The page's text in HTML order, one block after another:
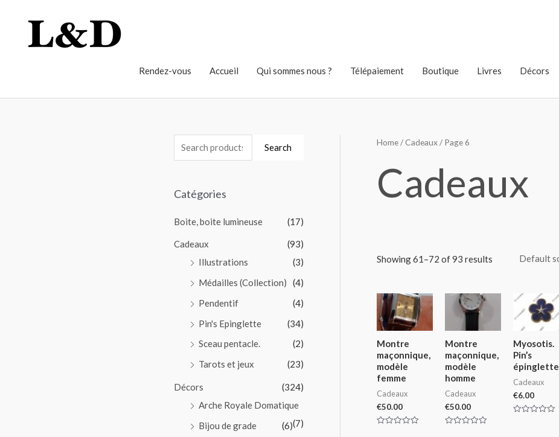
Rendez-vous Accueil Qui sommes nous ? Télépaiement Boutique Livres Décors
Search
Catégories
Boite, boite lumineuse (17)
Cadeaux
(93)
Illustrations
(3)
Médailles (Collection)
(4)
Pendentif
(4)
Pin's Epinglette
(34)
Sceau pentacle.
(2)
Tarots et jeux
(23)
Décors
(324)
Arche Royale Domatique
(7)
Bijou de grade
(6)
Home/Cadeaux/ Page 6
Cadeaux
Showing 61–72 of 93 results
Montre
maçonnique,
modèle
femme
Cadeaux
€50.00
Montre
maçonnique,
modèle
homme
Cadeaux
€50.00
Myosotis.
Pin’s
épinglette
Cadeaux
€6.00